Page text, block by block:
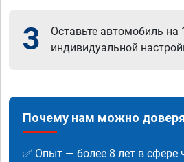
3
Оставьте автомобиль на
индивидуальной
Почему нам можно
✅ Опыт — более 8 лет в сфере